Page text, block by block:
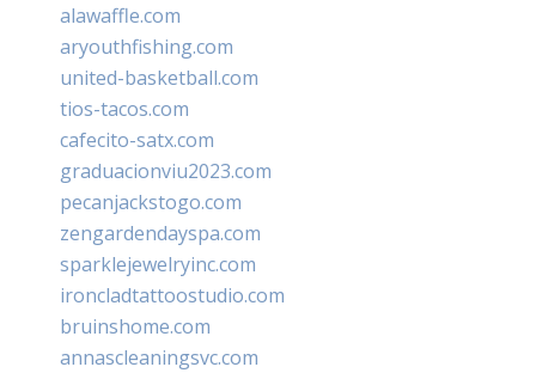
alawaffle.com
aryouthfishing.com
united-basketball.com
tios-tacos.com
cafecito-satx.com
graduacionviu2023.com
pecanjackstogo.com
zengardendayspa.com
sparklejewelryinc.com
ironcladtattoostudio.com
bruinshome.com
annascleaningsvc.com